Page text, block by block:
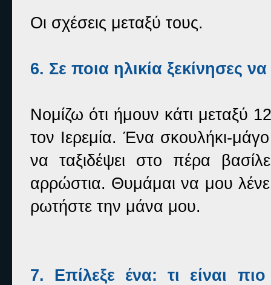
Οι σχέσεις μεταξύ τους.
6. Σε ποια ηλικία ξεκίνησες
Νομίζω ότι ήμουν κάτι μεταξύ
τον Ιερεμία. Ένα σκουλήκι-
να ταξιδέψει στο πέρα
αρρώστια. Θυμάμαι να μου λένε
ρωτήστε την μάνα μου.
7. Επίλεξε ένα: τι είναι